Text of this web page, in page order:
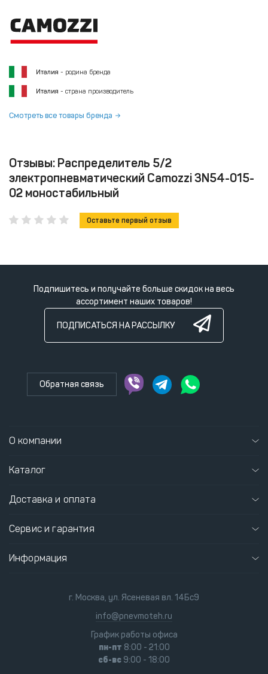
Италия - родина бренда
Италия - страна производитель
Смотреть все товары бренда
Отзывы: Распределитель 5/2
электропневматический Camozzi 3N54-015-
02 моностабильный
Оставьте первый отзыв
Подпишитесь и получайте больше скидок на весь
ассортимент наших товаров!
ПОДПИСАТЬСЯ НА РАССЫЛКУ
Обратная связь
О компании
Каталог
Доставка и оплата
Сервис и гарантия
Информация
г. Москва, ул. Ясеневая вл. 14Бс9
info@pnevmoteh.ru
График работы офиса
пн-пт 8:00 - 21:00
сб-вс 9:00 - 18:00